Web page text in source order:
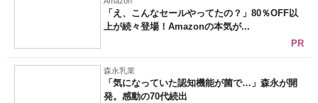
「え、こんなセールやってたの？」80％OFF以
上が続々登場！Amazonの本気が...
PR
森永乳業
「気になっていた認知機能が菌で…」森永が開
発。感動の70代続出